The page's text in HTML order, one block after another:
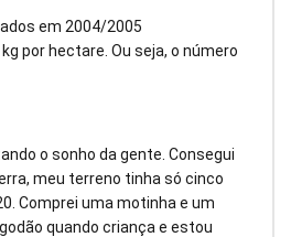
em 2004/2005
por hectare. Ou seja, o número
o sonho da gente. Consegui
meu terreno tinha só cinco
Comprei uma motinha e um
quando criança e estou